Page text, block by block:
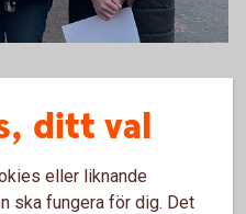
ditt val
eller liknande
ska fungera för dig. Det